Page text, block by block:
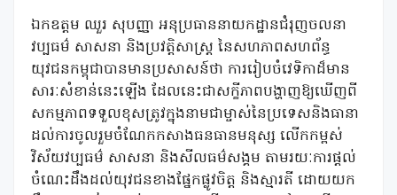
ឯកឧត្តម ឈួរ សុបញ្ញា អនុប្រធាននាយកដ្ឋានជំរុញចលនា
វប្បធម៌ សាសនា និងប្រវត្ដិសាស្ដ្រ នៃសហភាពសហព័ន្ធ
យុវជនកម្ពុជាបានមានប្រសាសន៍ថា ការរៀបចំវេទិកាដ៏មាន
សារៈសំខាន់នេះឡើង ដែលនេះជាសក្ខីភាពបង្ហាញឱ្យឃើញពី
សកម្មភាពទទួលខុសត្រូវក្នុងនាមជាម្ចាស់នៃប្រទេសនិងធានា
ដល់ការចូលរួមចំណែកកសាងធនធានមនុស្ស លើកកម្ពស់
វិស័យវប្បធម៌ សាសនា និងសីលធម៌សង្គម តាមរយៈការផ្ដល់
ចំណេះដឹងដល់យុវជនខាងផ្នែកផ្លូវចិត្ត និងស្មារតី ដោយយក